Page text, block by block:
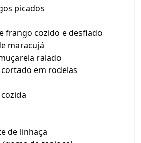
picados
frango cozido e desfiado
maracujá
ralado
em rodelas
de linhaça